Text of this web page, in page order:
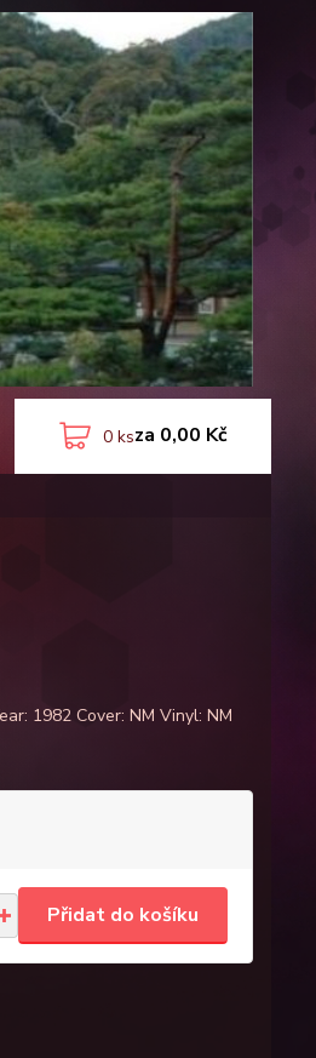
0 ksza 0,00 Kč
1982 Cover: NM Vinyl: NM
Přidat do košíku